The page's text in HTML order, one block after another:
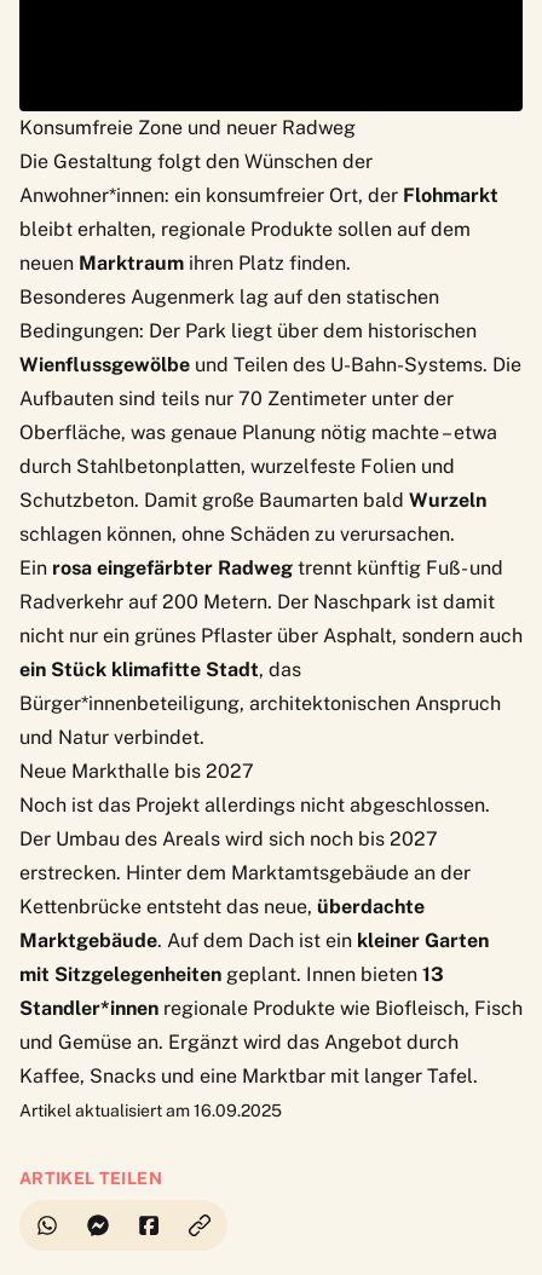
Konsumfreie Zone und neuer Radweg
Die Gestaltung folgt den Wünschen der
Anwohner*innen: ein konsumfreier Ort, der Flohmarkt
bleibt erhalten, regionale Produkte sollen auf dem
neuen Marktraum ihren Platz finden.
Besonderes Augenmerk lag auf den statischen
Bedingungen: Der Park liegt über dem historischen
Wienflussgewölbe und Teilen des U-Bahn-Systems. Die
Aufbauten sind teils nur 70 Zentimeter unter der
Oberfläche, was genaue Planung nötig machte – etwa
durch Stahlbetonplatten, wurzelfeste Folien und
Schutzbeton. Damit große Baumarten bald Wurzeln
schlagen können, ohne Schäden zu verursachen.
Ein rosa eingefärbter Radweg trennt künftig Fuß- und
Radverkehr auf 200 Metern. Der Naschpark ist damit
nicht nur ein grünes Pflaster über Asphalt, sondern auch
ein Stück klimafitte Stadt, das
Bürger*innenbeteiligung, architektonischen Anspruch
und Natur verbindet.
Neue Markthalle bis 2027
Noch ist das Projekt allerdings nicht abgeschlossen.
Der Umbau des Areals wird sich noch bis 2027
erstrecken. Hinter dem Marktamtsgebäude an der
Kettenbrücke entsteht das neue, überdachte
Marktgebäude. Auf dem Dach ist ein kleiner Garten
mit Sitzgelegenheiten geplant. Innen bieten 13
Standler*innen regionale Produkte wie Biofleisch, Fisch
und Gemüse an. Ergänzt wird das Angebot durch
Kaffee, Snacks und eine Marktbar mit langer Tafel.
Artikel aktualisiert am 16.09.2025
ARTIKEL TEILEN